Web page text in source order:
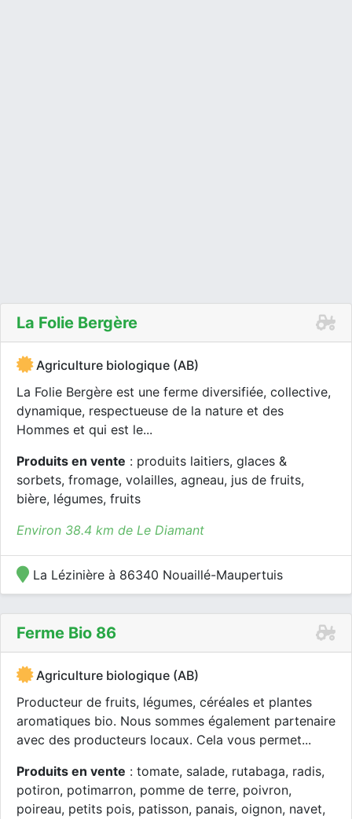
La Folie Bergère
Agriculture biologique (AB)
La Folie Bergère est une ferme diversifiée, collective,
dynamique, respectueuse de la nature et des
Hommes et qui est le...
Produits en vente : produits laitiers, glaces &
sorbets, fromage, volailles, agneau, jus de fruits,
bière, légumes, fruits
Environ 38.4 km de Le Diamant
La Lézinière à 86340 Nouaillé-Maupertuis
Ferme Bio 86
Agriculture biologique (AB)
Producteur de fruits, légumes, céréales et plantes
aromatiques bio. Nous sommes également partenaire
avec des producteurs locaux. Cela vous permet...
Produits en vente : tomate, salade, rutabaga, radis,
potiron, potimarron, pomme de terre, poivron,
poireau, petits pois, patisson, panais, oignon, navet,